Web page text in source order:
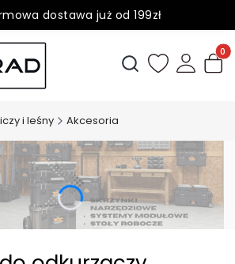
dostawa już od 199zł
-50% na wybrane produkty
Otwórz
i leśny Akcesoria